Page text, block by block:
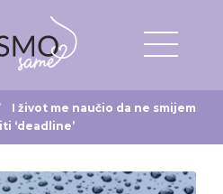
I život me naučio da ne smijem
‘deadline’